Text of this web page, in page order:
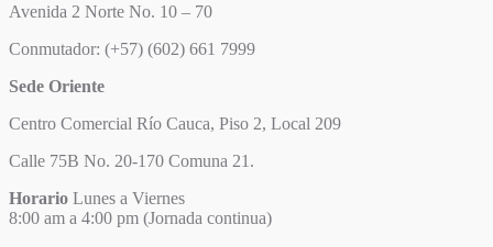
Avenida 2 Norte No. 10 – 70
Conmutador: (+57) (602) 661 7999
Sede Oriente
Centro Comercial Río Cauca, Piso 2, Local 209
Calle 75B No. 20-170 Comuna 21.
Horario Lunes a Viernes
8:00 am a 4:00 pm (Jornada continua)